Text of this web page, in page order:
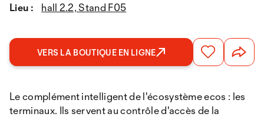
Lieu :
hall 2.2, Stand F05
VERS LA BOUTIQUE EN LIGNE
Le complément intelligent de l'écosystème ecos : les
terminaux. Ils servent au contrôle d'accès de la